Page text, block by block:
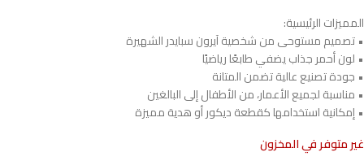
المميزات الرئيسية:
• تصميم مستوحى من شخصية آيرون سبايدر الشهيرة
• لون أحمر جذاب يضفي طابعًا رياضيًا
• جودة تصنيع عالية تضمن المتانة
• مناسبة لجميع الأعمار، من الأطفال إلى البالغين
• إمكانية استخدامها كقطعة ديكور أو هدية مميزة
غير متوفر في المخزون